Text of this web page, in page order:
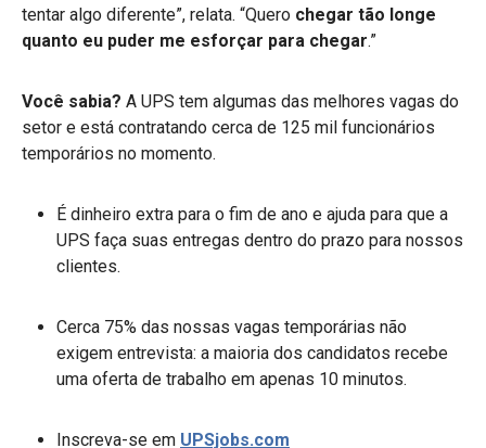
tentar algo diferente”, relata. “Quero chegar tão longe
quanto eu puder me esforçar para chegar.”
Você sabia? A UPS tem algumas das melhores vagas do
setor e está contratando cerca de 125 mil funcionários
temporários no momento.
É dinheiro extra para o fim de ano e ajuda para que a
UPS faça suas entregas dentro do prazo para nossos
clientes.
Cerca 75% das nossas vagas temporárias não
exigem entrevista: a maioria dos candidatos recebe
uma oferta de trabalho em apenas 10 minutos.
Inscreva-se em UPSjobs.com